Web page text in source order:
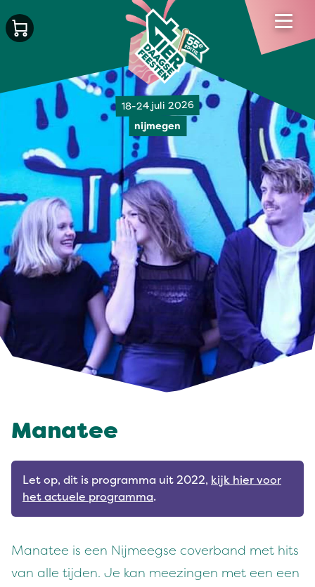
18-24 juli 2026
nijmegen
Manatee
Let op, dit is programma uit 2022, kijk hier voor
het actuele programma.
Manatee is een Nijmeegse coverband met hits
van alle tijden. Je kan meezingen met een een